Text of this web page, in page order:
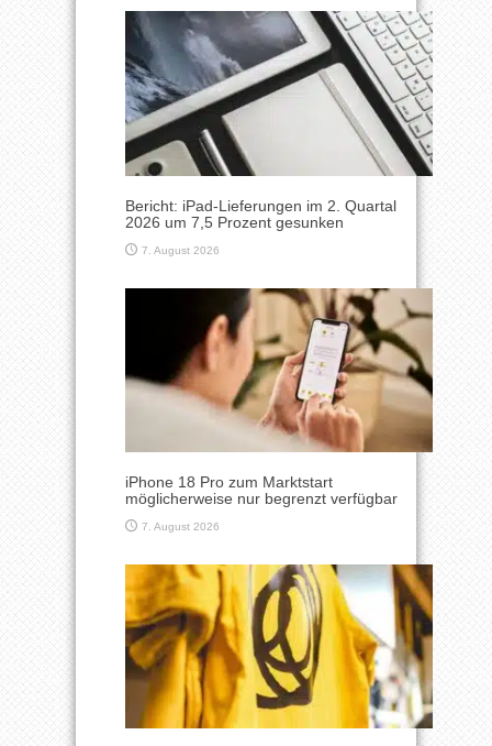
Bericht: iPad-Lieferungen im 2. Quartal
2026 um 7,5 Prozent gesunken
7. August 2026
iPhone 18 Pro zum Marktstart
möglicherweise nur begrenzt verfügbar
7. August 2026